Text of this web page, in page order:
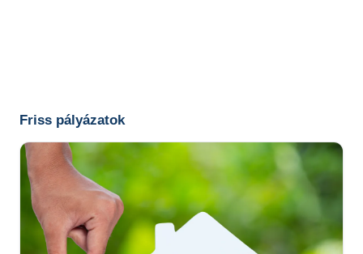
Friss pályázatok